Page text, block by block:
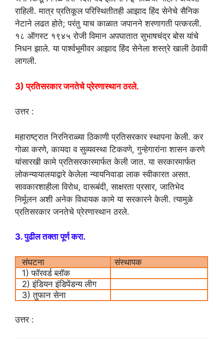
राहिली. मात्र प्रतिकूल परिस्थितीतही आझाद हिंद सेनेचे सैनिक
नेटाने लढत होते; परंतु याच काळात जपानने शरणागती पत्करली.
१८ ऑगस्ट १९४५ रोजी विमान अपघातात सुभाषचंद्र बोस यांचे
निधन झाले. या पार्श्वभूमीवर आझाद हिंद सेनेला शस्त्रे खाली ठेवावी
लागली.
3) प्रतिसरकार जनतेचे प्रेरणास्थान ठरले.
उत्तर :
महाराष्ट्रात निरनिराळ्या ठिकाणी प्रतिसरकार स्थापना केली. कर
गोळा करणे, कायदा व सुव्यवस्था टिकवणे, गुन्हेगारांना शासन करणे
यांसारखी कामे प्रतिसरकारमार्फत केली जात. या सरकारमार्फत
लोकन्यायालयाद्वारे केलेला न्यायनिवाडा लाक स्वीकारत असत.
सावकारशाहीला विरोध, दारूबंदी, साक्षरता प्रसार, जातिभेद
निर्मूलन अशी अनेक विधायक कामे या सरकारने केली. त्यामुळे
प्रतिसरकार जनतेचे प्रेरणास्थान ठरले.
3. पुढील तक्ता पूर्ण करा.
संघटना
संस्थापक
1) फॉरवर्ड ब्लॉक
2) इंडियन इंडिपेंडन्य लीग
3) तुफान सेना
उत्तर :